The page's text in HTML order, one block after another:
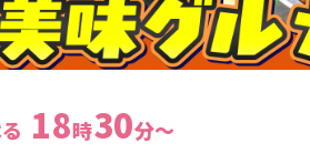
18時30分～